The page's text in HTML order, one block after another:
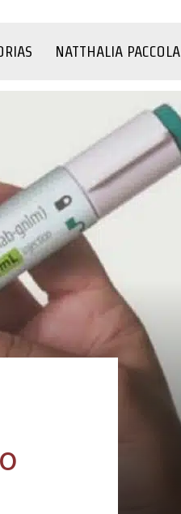
NATTHALIA PACCOLA